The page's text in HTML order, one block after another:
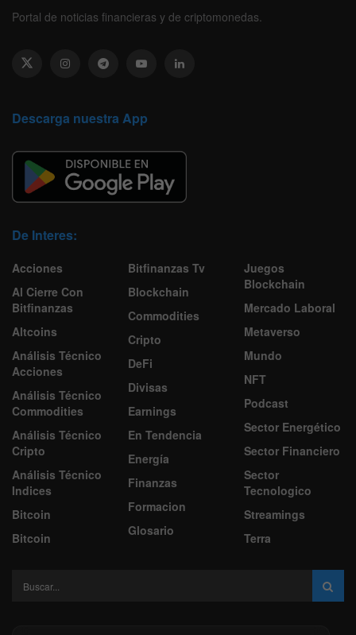
Portal de noticias financieras y de criptomonedas.
Descarga nuestra App
De Interes:
Acciones
Al Cierre Con
Bitfinanzas
Altcoins
Análisis Técnico
Acciones
Análisis Técnico
Commodities
Análisis Técnico
Cripto
Análisis Técnico
Indices
Bitcoin
Bitcoin
Bitfinanzas Tv
Blockchain
Commodities
Cripto
DeFi
Divisas
Earnings
En Tendencia
Energía
Finanzas
Formacion
Glosario
Juegos
Blockchain
Mercado Laboral
Metaverso
Mundo
NFT
Podcast
Sector Energético
Sector Financiero
Sector
Tecnologico
Streamings
Terra